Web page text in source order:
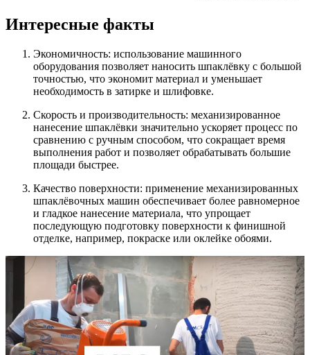
Интересные факты
Экономичность: использование машинного
оборудования позволяет наносить шпаклёвку с большой
точностью, что экономит материал и уменьшает
необходимость в затирке и шлифовке.
Скорость и производительность: механизированное
нанесение шпаклёвки значительно ускоряет процесс по
сравнению с ручным способом, что сокращает время
выполнения работ и позволяет обрабатывать большие
площади быстрее.
Качество поверхности: применение механизированных
шпаклёвочных машин обеспечивает более равномерное
и гладкое нанесение материала, что упрощает
последующую подготовку поверхности к финишной
отделке, например, покраске или оклейке обоями.